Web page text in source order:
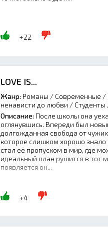
+22
LOVE IS...
Жанр: Романы / Современные /
ненависти до любви /
Описание: После школы она
оглянувшись. Впереди был
долгожданная свобода от
которое слишком хорошо
стал её пропуском в мир, где
идеальный план рушится в тот
появляется он...
+4